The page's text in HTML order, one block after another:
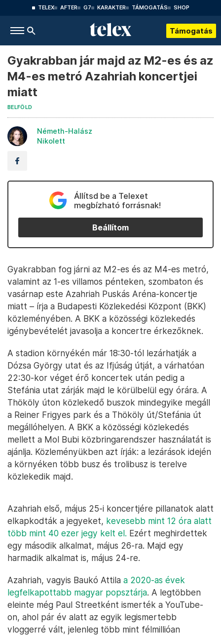
TELEX AFTER G7 KARAKTER TÁMOGATÁS SHOP
Támogatás
Gyakrabban jár majd az M2-es és az
M4-es metró Azahriah koncertjei
miatt
BELFÖLD
Németh-Halász
Nikolett
Állítsd be a Telexet
megbízható forrásnak!
Beállítom
Gyakrabban fog járni az M2-es és az M4-es metró,
valamint az 1-es villamos pénteken, szombaton és
vasárnap este Azahriah Puskás Aréna-koncertje
miatt – írja a Budapesti Közlekedési Központ (BKK)
közleményében. A BKK a közösségi közlekedés
igénybevételét javasolja a koncertre érkezőknek.
A stadion környékén már 18:30-tól lezárhatják a
Dózsa György utat és az Ifjúság útját, a várhatóan
22:30-kor véget érő koncertek után pedig a
Stefánia utat zárják majd le körülbelül egy órára. A
Thököly úton közlekedő buszok mindegyike megáll
a Reiner Frigyes park és a Thököly út/Stefánia út
megállóhelyen. A BKK a közösségi közlekedés
mellett a Mol Bubi közbringarendszer használatát is
ajánlja. Közleményükben azt írják: a lezárások idején
a környéken több busz és trolibusz is terelve
közlekedik majd.
Azahriah első, május 25-i koncertjére pillanatok alatt
elkapkodták a jegyeket, kevesebb mint 12 óra alatt
több mint 40 ezer jegy kelt el. Ezért meghirdettek
egy második alkalmat, május 26-ra. Majd egy
harmadik alkalmat is, május 24-re.
Azahriah, vagyis Baukó Attila a 2020-as évek
legfelkapottabb magyar popsztárja. A legtöbben
eleinte még Paul Streetként ismerték a YouTube-
on, ahol pár év alatt az egyik legismertebb
vloggerré vált, jelenleg több mint félmillióan